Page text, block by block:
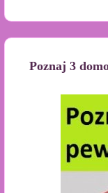
Poznaj 3